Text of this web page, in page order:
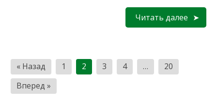
Читать далее
Пагинация
записей
« Назад 1 2 3 4 …
20
Вперед »